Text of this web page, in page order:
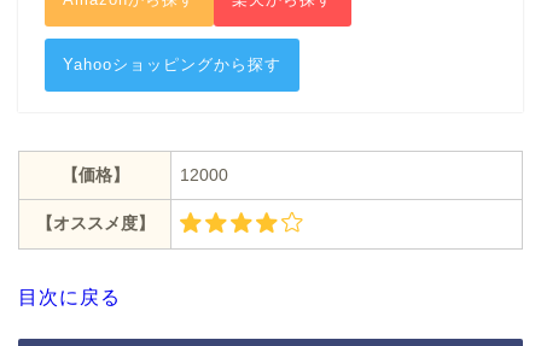
Yahooショッピングから探す
【価格】 12000
【オススメ度】
目次に戻る